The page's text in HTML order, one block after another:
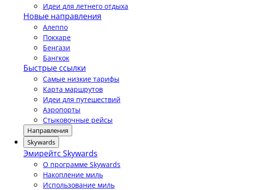
Идеи для летнего отдыха
Новые направления
Алеппо
Покхаре
Бенгази
Бангкок
Быстрые ссылки
Самые низкие тарифы
Карта маршрутов
Идеи для путешествий
Аэропорты
Стыковочные рейсы
Направления
Skywards
Эмирейтс Skywards
О программе Skywards
Накопление миль
Использование миль